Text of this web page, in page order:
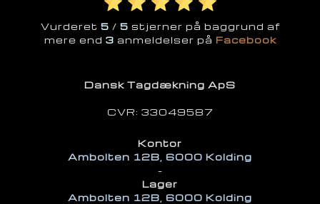
​​Vurderet 5 / 5 stjerner på baggrund af
mere end 3 anmeldelser på​ Facebook
Dansk Tagdækning ApS
​CVR: 33049587​
Kontor
Ambolten 12B, 6000 Kolding
​-
Lager
Ambolten 12B, 6000 Kolding